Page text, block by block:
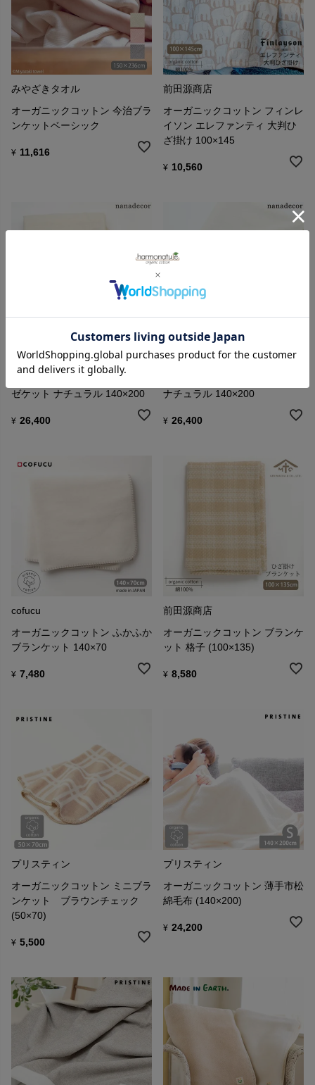
みやざきタオル
オーガニックコットン 今治ブラ
ンケットベーシック
¥ 11,616
前田源商店
オーガニックコットン フィンレ
イソン エレファンティ 大判ひ
ざ掛け 100×145
¥ 10,560
nanadecor
オーガニックコットン 3重ガー
ゼケット ナチュラル 140×200
¥ 26,400
nanadecor
ナチュラル 140×200
¥ 26,400
cofucu
オーガニックコットン ふかふか
ブランケット 140×70
¥ 7,480
前田源商店
オーガニックコットン ブランケ
ット 格子 (100×135)
¥ 8,580
プリスティン
オーガニックコットン ミニブラ
ンケット ブラウンチェック
(50×70)
¥ 5,500
プリスティン
オーガニックコットン 薄手市松
綿毛布 (140×200)
¥ 24,200